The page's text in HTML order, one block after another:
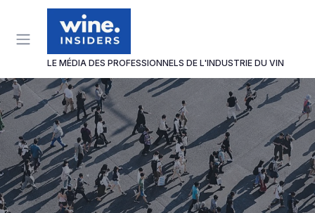
LE MÉDIA DES PROFESSIONNELS DE L'INDUSTRIE DU VIN
Panneau de gestion des cookies